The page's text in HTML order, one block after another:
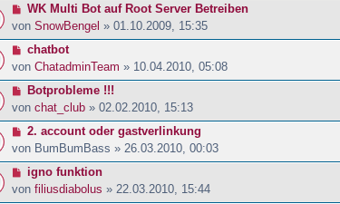
WK Multi Bot auf Root Server Betreiben
von SnowBengel » 01.10.2009, 15:35
chatbot
von ChatadminTeam » 10.04.2010, 05:08
Botprobleme !!!
von chat_club » 02.02.2010, 15:13
2. account oder gastverlinkung
von BumBumBass » 26.03.2010, 00:03
igno funktion
von filiusdiabolus » 22.03.2010, 15:44